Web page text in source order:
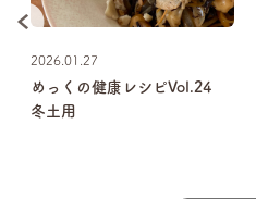
2026.01.27
めっくの健康レシピVol.24
冬土用